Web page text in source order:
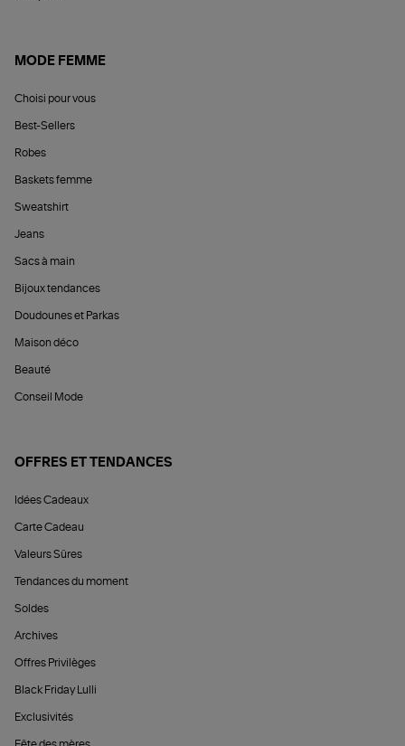
MODE FEMME
Choisi pour vous
Best-Sellers
Robes
Baskets femme
Sweatshirt
Jeans
Sacs à main
Bijoux tendances
Doudounes et Parkas
Maison déco
Beauté
Conseil Mode
OFFRES ET TENDANCES
Idées Cadeaux
Carte Cadeau
Valeurs Sûres
Tendances du moment
Soldes
Archives
Offres Privilèges
Black Friday Lulli
Exclusivités